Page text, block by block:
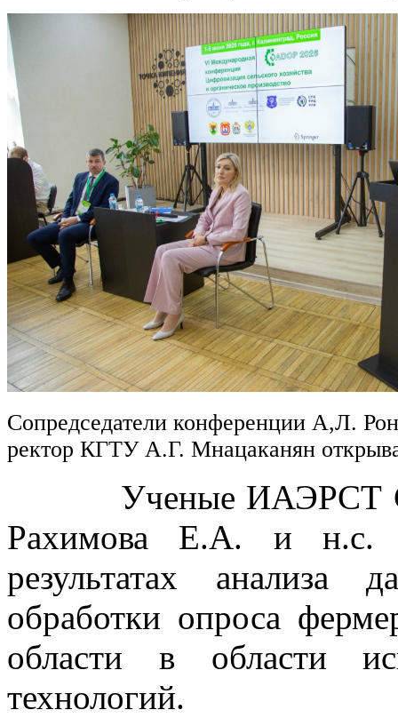
Сопредседатели конференции А,Л.
ректор КГТУ А.Г. Мнацаканян
Ученые ИАЭРСТ
Рахимова Е.А. и н.с.
результатах
обработки опроса
области в области
технологий.